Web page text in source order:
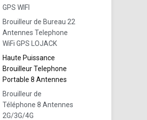
GPS WIFI
Brouilleur de Bureau 22
Antennes Telephone
WiFi GPS LOJACK
Haute Puissance
Brouilleur Telephone
Portable 8 Antennes
Brouilleur de
Téléphone 8 Antennes
2G/3G/4G